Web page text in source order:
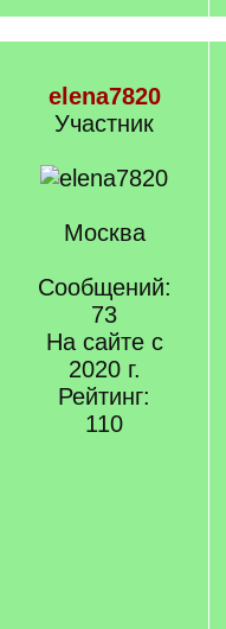
elena7820
Участник
Москва
Сообщений:
73
На сайте с
2020 г.
Рейтинг:
110